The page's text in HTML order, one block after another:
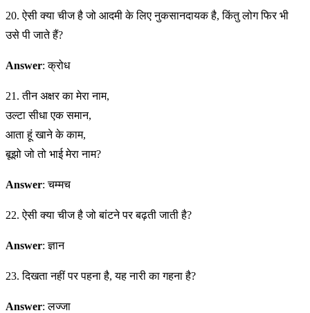
20. ऐसी क्या चीज है जो आदमी के लिए नुकसानदायक है, किंतु लोग फिर भी
उसे पी जाते हैं?
Answer: क्रोध
21. तीन अक्षर का मेरा नाम,
उल्टा सीधा एक समान,
आता हूं खाने के काम,
बूझो जो तो भाई मेरा नाम?
Answer: चम्मच
22. ऐसी क्या चीज है जो बांटने पर बढ़ती जाती है?
Answer: ज्ञान
23. दिखता नहीं पर पहना है, यह नारी का गहना है?
Answer: लज्जा